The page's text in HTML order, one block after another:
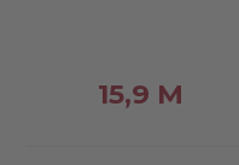
15,9 M